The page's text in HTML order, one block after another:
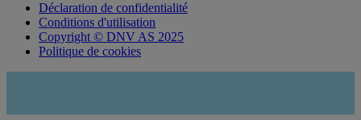
Déclaration de confidentialité
Conditions d'utilisation
Copyright © DNV AS 2025
Politique de cookies